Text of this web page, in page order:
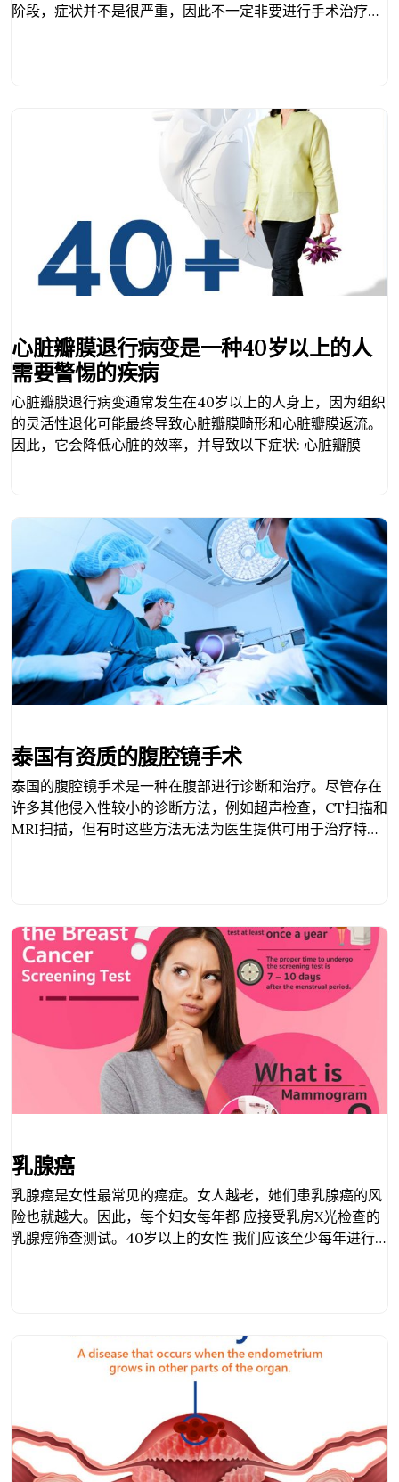
阶段，症状并不是很严重，因此不一定非要进行手术治疗。
心脏瓣膜退行病变是一种40岁以上的人
需要警惕的疾病
心脏瓣膜退行病变通常发生在40岁以上的人身上，因为组织
的灵活性退化可能最终导致心脏瓣膜畸形和心脏瓣膜返流。
因此，它会降低心脏的效率，并导致以下症状: 心脏瓣膜
泰国有资质的腹腔镜手术
泰国的腹腔镜手术是一种在腹部进行诊断和治疗。尽管存在
许多其他侵入性较小的诊断方法，例如超声检查，CT扫描和
MRI扫描，但有时这些方法无法为医生提供可用于治疗特定
乳腺癌
乳腺癌是女性最常见的癌症。女人越老，她们患乳腺癌的风
险也就越大。因此，每个妇女每年都 应接受乳房X光检查的
乳腺癌筛查测试。40岁以上的女性 我们应该至少每年进行